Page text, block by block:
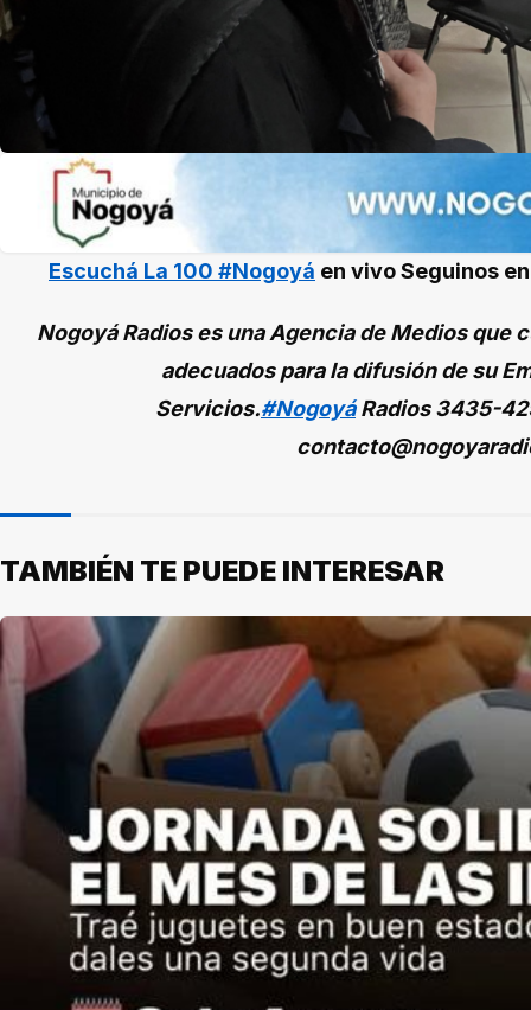
Escuchá La 100 #Nogoyá en vivoSeguinos
Nogoyá Radios es una Agencia de Medios
adecuados para la difusión de su
Servicios.#NogoyáRadios3435-
TAMBIÉN TE PUEDE INTERESAR